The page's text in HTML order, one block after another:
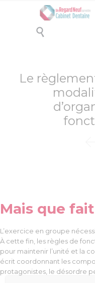

Le
Mais que
L’exercice en groupe
À cette fin, les règles de
pour maintenir l’unité et la
écrit coordonnant les
protagonistes, le désordre